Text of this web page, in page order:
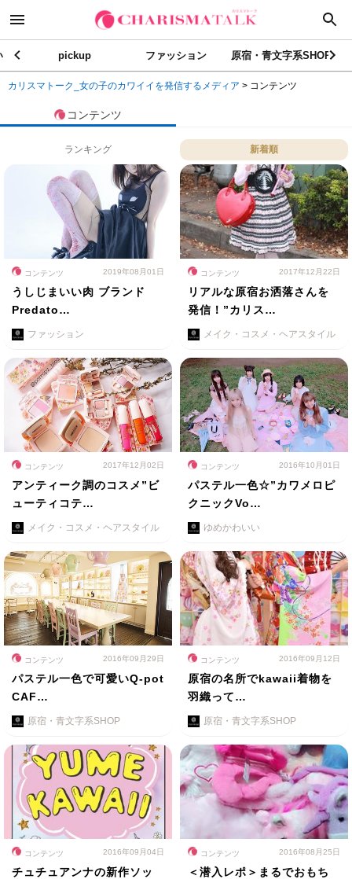
pickup ファッション 原宿・青文字系SHOP
カリスマトーク_女の子のカワイイを発信するメディア > コンテンツ
コンテンツ
ランキング 新着順
コンテンツ 2019年08月01日
うしじまいい肉 ブランド
Predato…
ファッション
コンテンツ 2017年12月22日
リアルな原宿お洒落さんを
発信！”カリス…
メイク・コスメ・ヘアスタイル
コンテンツ 2017年12月02日
アンティーク調のコスメ”ビ
ューティコテ…
メイク・コスメ・ヘアスタイル
コンテンツ 2016年10月01日
パステル一色☆”カワメロピ
クニックVo…
ゆめかわいい
コンテンツ 2016年09月29日
パステル一色で可愛いQ-pot
CAF…
原宿・青文字系SHOP
コンテンツ 2016年09月12日
原宿の名所でkawaii着物を
羽織って…
原宿・青文字系SHOP
コンテンツ 2016年09月04日
チュチュアンナの新作ソッ
コンテンツ 2016年08月25日
＜潜入レポ＞まるでおもち